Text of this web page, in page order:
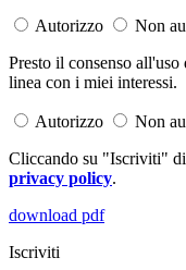
Autorizzo
Non
Presto il consenso
linea con i miei interessi.
Autorizzo
Non
Cliccando su "Iscriviti"
privacy policy.
download pdf
Iscriviti